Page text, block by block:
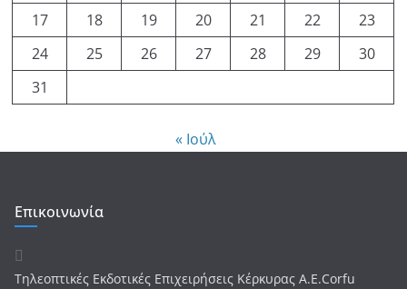
17
18 19 20 21 22
23
24
25 26 27 28 29
30
31
« Ιούλ
Επικοινωνία
Τηλεοπτικές Εκδοτικές Επιχειρήσεις Κέρκυρας Α.Ε.Corfu